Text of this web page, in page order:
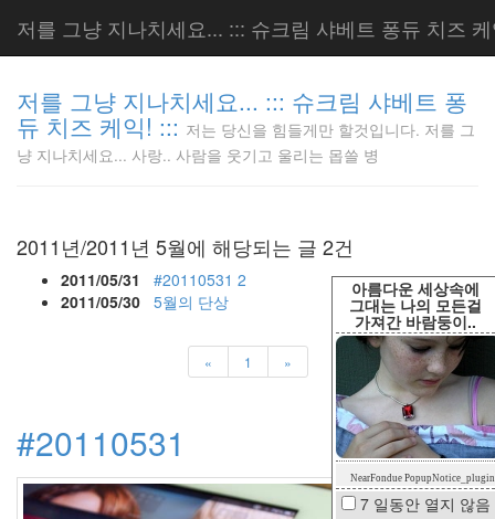
아름다운 세상속에
그대는 나의 모든걸
가져간 바람둥이..
NearFondue PopupNotice_plugin
7 일동안 열지 않음
저를 그냥 지나치세요... ::: 슈크림 샤베트 퐁듀 치즈
저를 그냥 지나치세요... ::: 슈크림 샤베트 퐁
듀 치즈 케익! ::: 저는 당신을 힘들게만 할것입니다. 저를 그
냥 지나치세요... 사랑.. 사람을 웃기고 울리는 몹쓸 병
2011년/2011년 5월에 해당되는 글 2건
2011/05/31 #20110531 2
2011/05/30 5월의 단상
« 1 »
#20110531
저는 당신
을 힘들게
지나치세
요... 사
랑.. 사람
Cloud